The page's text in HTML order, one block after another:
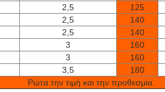
2,5 125
2,5 140
2,5 140
3 160
3 160
3,5 180
Ρώτα την τιμή και την προθεσμία.